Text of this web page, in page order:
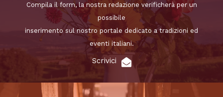
Compila il form, la nostra redazione verificherà per un
possibile
inserimento sul nostro portale dedicato a tradizioni ed
eventi italiani.
Scrivici